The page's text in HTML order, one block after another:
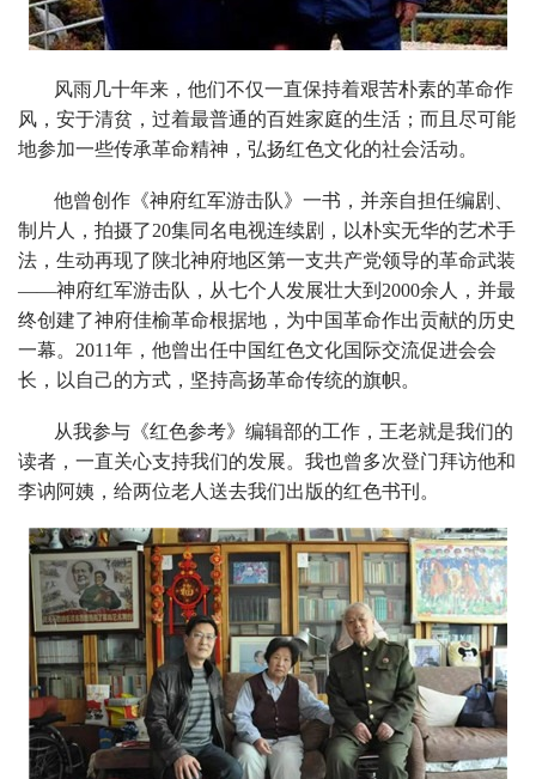
风雨几十年来，他们不仅一直保持着艰苦朴素的革命作
风，安于清贫，过着最普通的百姓家庭的生活；而且尽可能
地参加一些传承革命精神，弘扬红色文化的社会活动。
他曾创作《神府红军游击队》一书，并亲自担任编剧、
制片人，拍摄了20集同名电视连续剧，以朴实无华的艺术手
法，生动再现了陕北神府地区第一支共产党领导的革命武装
——神府红军游击队，从七个人发展壮大到2000余人，并最
终创建了神府佳榆革命根据地，为中国革命作出贡献的历史
一幕。2011年，他曾出任中国红色文化国际交流促进会会
长，以自己的方式，坚持高扬革命传统的旗帜。
从我参与《红色参考》编辑部的工作，王老就是我们的
读者，一直关心支持我们的发展。我也曾多次登门拜访他和
李讷阿姨，给两位老人送去我们出版的红色书刊。